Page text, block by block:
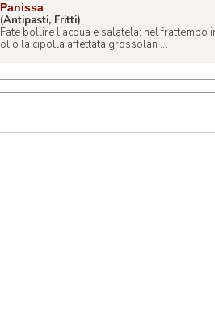
Panissa
(Antipasti, Fritti)
Fate bollire l’acqua e salatela; nel
olio la cipolla affettata grossolan ...